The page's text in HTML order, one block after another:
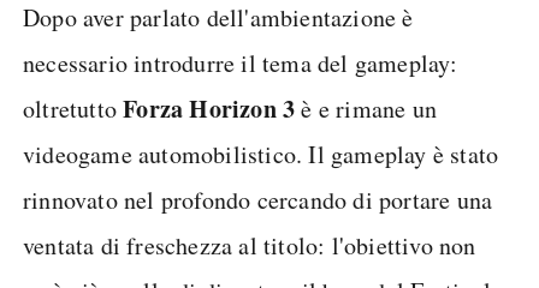
Dopo aver parlato dell'ambientazione è
necessario introdurre il tema del gameplay:
oltretuttoForza Horizon 3è e rimane un
videogame automobilistico. Il gameplay è stato
rinnovato nel profondo cercando di portare una
ventata di freschezza al titolo: l'obiettivo non